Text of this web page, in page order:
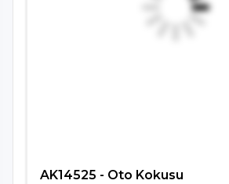
AK14525 - Oto Kokusu